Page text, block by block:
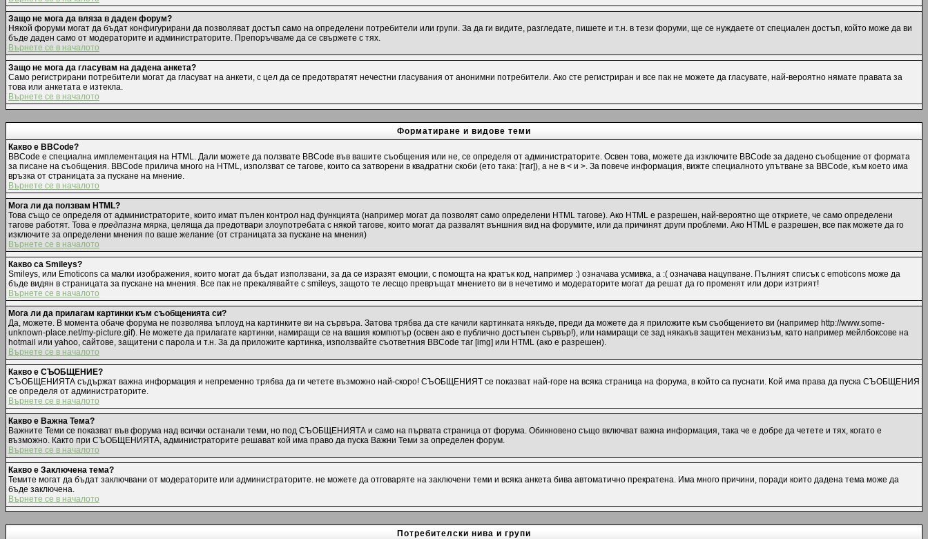
Защо не мога да вляза в даден форум?
Някой форуми могат да бъдат конфигурирани да позволяват достъп само на определени потребители или групи. За да ги видите, разгледате, пишете и т.н. в тези форуми, ще се нуждаете от специален достъп, който може да ви
бъде даден само от модераторите и администраторите. Препоръчваме да се свържете с тях.
Върнете се в началото
Защо не мога да гласувам на дадена анкета?
Само регистрирани потребители могат да гласуват на анкети, с цел да се предотвратят нечестни гласувания от анонимни потребители. Ако сте регистриран и все пак не можете да гласувате, най-вероятно нямате правата за
това или анкетата е изтекла.
Върнете се в началото
Форматиране и видове теми
Какво е BBCode?
BBCode е специална имплементация на HTML. Дали можете да ползвате BBCode във вашите съобщения или не, се определя от администраторите. Освен това, можете да изключите BBCode за дадено съобщение от формата
за писане на съобщения. BBCode прилича много на HTML, използват се тагове, които са затворени в квадратни скоби (ето така: [таг]), а не в < и >. За повече информация, вижте специалното упътване за BBCode, към което има
връзка от страницата за пускане на мнение.
Върнете се в началото
Мога ли да ползвам HTML?
Това също се определя от администраторите, които имат пълен контрол над функцията (например могат да позволят само определени HTML тагове). Ако HTML е разрешен, най-вероятно ще откриете, че само определени
тагове работят. Това е предпазна мярка, целяща да предотвари злоупотребата с някой тагове, които могат да развалят външния вид на форумите, или да причинят други проблеми. Ако HTML е разрешен, все пак можете да го
изключите за определени мнения по ваше желание (от страницата за пускане на мнения)
Върнете се в началото
Какво са Smileys?
Smileys, или Emoticons са малки изображения, които могат да бъдат използвани, за да се изразят емоции, с помощта на кратък код, например :) означава усмивка, а :( означава нацупване. Пълният списък с emoticons може да
бъде видян в страницата за пускане на мнения. Все пак не прекалявайте с smileys, защото те лесщо превръщат мнението ви в нечетимо и модераторите могат да решат да го променят или дори изтрият!
Върнете се в началото
Мога ли да прилагам картинки към съобщенията си?
Да, можете. В момента обаче форума не позволява ъплоуд на картинките ви на сървъра. Затова трябва да сте качили картинката някъде, преди да можете да я приложите към съобщението ви (например http://www.some-
unknown-place.net/my-picture.gif). Не можете да прилагате картинки, намиращи се на вашия компютър (освен ако е публично достъпен сървър!), или намиращи се зад някакъв защитен механизъм, като например мейлбоксове на
hotmail или yahoo, сайтове, защитени с парола и т.н. За да приложите картинка, използвайте съответния BBCode таг [img] или HTML (ако е разрешен).
Върнете се в началото
Какво е СЪОБЩЕНИЕ?
СЪОБЩЕНИЯТА съдържат важна информация и непременно трябва да ги четете възможно най-скоро! СЪОБЩЕНИЯТ се показват най-горе на всяка страница на форума, в който са пуснати. Кой има права да пуска СЪОБЩЕНИЯ
се определя от администраторите.
Върнете се в началото
Какво е Важна Тема?
Важните Теми се показват във форума над всички останали теми, но под СЪОБЩЕНИЯТА и само на първата страница от форума. Обикновено също включват важна информация, така че е добре да четете и тях, когато е
възможно. Както при СЪОБЩЕНИЯТА, администраторите решават кой има право да пуска Важни Теми за определен форум.
Върнете се в началото
Какво е Заключена тема?
Темите могат да бъдат заключвани от модераторите или администраторите. не можете да отговаряте на заключени теми и всяка анкета бива автоматично прекратена. Има много причини, поради които дадена тема може да
бъде заключена.
Върнете се в началото
Потребителски нива и групи